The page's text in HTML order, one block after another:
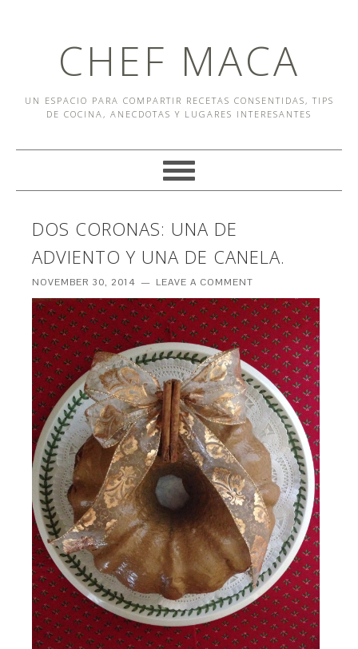
CHEF MACA
UN ESPACIO PARA COMPARTIR RECETAS CONSENTIDAS, TIPS
DE COCINA, ANECDOTAS Y LUGARES INTERESANTES
DOS CORONAS: UNA DE
ADVIENTO Y UNA DE CANELA.
NOVEMBER 30, 2014 LEAVE A COMMENT